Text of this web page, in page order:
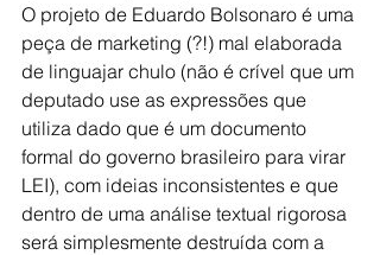
O projeto de Eduardo Bolsonaro é uma
peça de marketing (?!) mal elaborada
de linguajar chulo (não é crível que um
deputado use as expressões que
utiliza dado que é um documento
formal do governo brasileiro para virar
LEI), com ideias inconsistentes e que
dentro de uma análise textual rigorosa
será simplesmente destruída com a